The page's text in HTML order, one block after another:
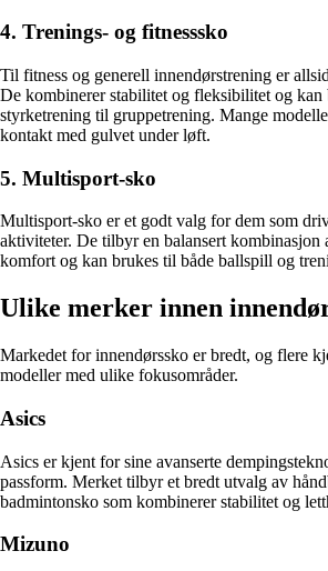
4. Trenings- og fitnesssko
Til fitness og generell innendørstrening er
De kombinerer stabilitet og fleksibilitet og kan
styrketrening til gruppetrening. Mange
kontakt med gulvet under løft.
5. Multisport-sko
Multisport-sko er et godt valg for dem som
aktiviteter. De tilbyr en balansert kombinasjon
komfort og kan brukes til både ballspill og
Ulike merker innen
Markedet for innendørssko er bredt, og flere
modeller med ulike fokusområder.
Asics
Asics er kjent for sine avanserte
passform. Merket tilbyr et bredt utvalg av
badmintonsko som kombinerer stabilitet og
Mizuno